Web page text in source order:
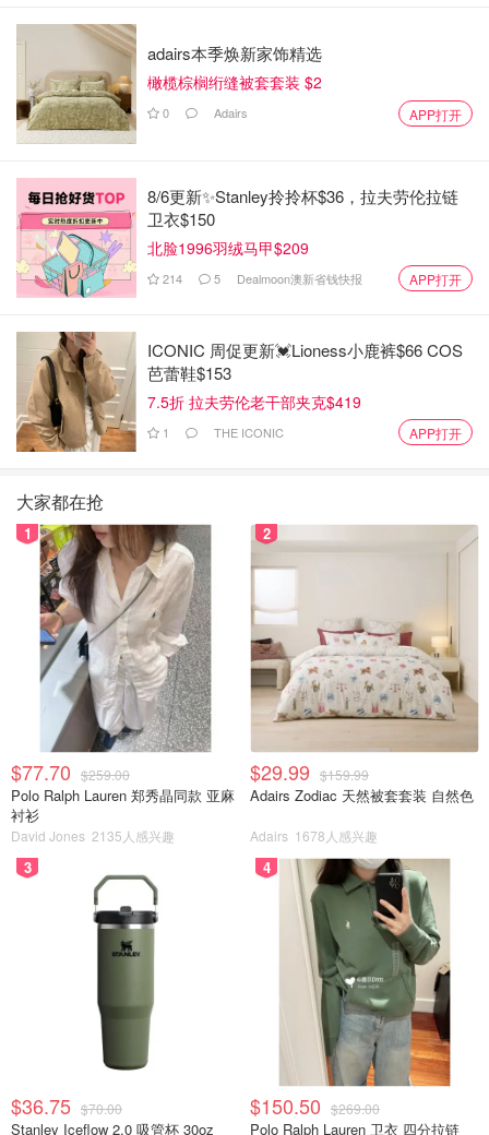
adairs本季焕新家饰精选
橄榄棕榈绗缝被套套装 $2
0 Adairs APP打开
8/6更新✨Stanley拎拎杯$36，拉夫劳伦拉链
卫衣$150
北脸1996羽绒马甲$209
214 5 Dealmoon澳新省钱快报 APP打开
ICONIC 周促更新💓Lioness小鹿裤$66 COS
芭蕾鞋$153
7.5折 拉夫劳伦老干部夹克$419
1 THE ICONIC APP打开
大家都在抢
1
$77.70 $259.00
Polo Ralph Lauren 郑秀晶同款 亚麻
衬衫
David Jones 2135人感兴趣
2
$29.99 $159.99
Adairs Zodiac 天然被套套装 自然色
Adairs 1678人感兴趣
3
$36.75 $70.00
Stanley Iceflow 2.0 吸管杯 30oz
4
$150.50 $269.00
Polo Ralph Lauren 卫衣 四分拉链